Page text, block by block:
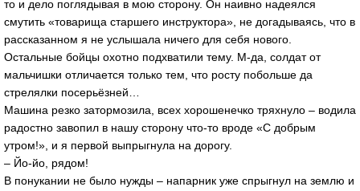
то и дело поглядывая в мою сторону. Он наивно надеялся
смутить «товарища старшего инструктора», не догадываясь, что в
рассказанном я не услышала ничего для себя нового.
Остальные бойцы охотно подхватили тему. М-да, солдат от
мальчишки отличается только тем, что росту побольше да
стрелялки посерьёзней…
Машина резко затормозила, всех хорошенечко тряхнуло – водила
радостно завопил в нашу сторону что-то вроде «С добрым
утром!», и я первой выпрыгнула на дорогу.
– Йо-йо, рядом!
В понукании не было нужды – напарник уже спрыгнул на землю и